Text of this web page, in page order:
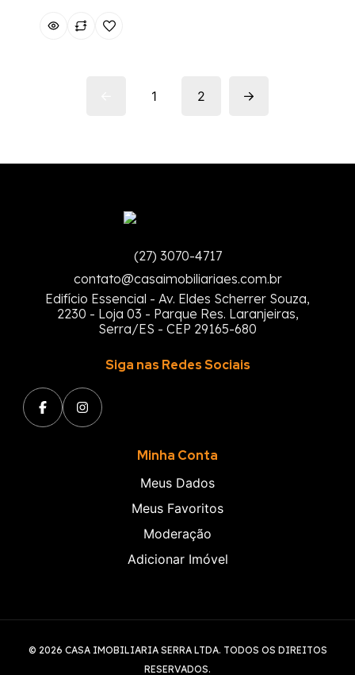
1 2
(27) 3070-4717
contato@casaimobiliariaes.com.br
Edifício Essencial - Av. Eldes Scherrer Souza,
2230 - Loja 03 - Parque Res. Laranjeiras,
Serra/ES - CEP 29165-680
Minha Conta
Meus Dados
Meus Favoritos
Moderação
Adicionar Imóvel
Siga nas Redes Sociais
© 2026 CASA IMOBILIARIA SERRA LTDA. TODOS OS DIREITOS
RESERVADOS.